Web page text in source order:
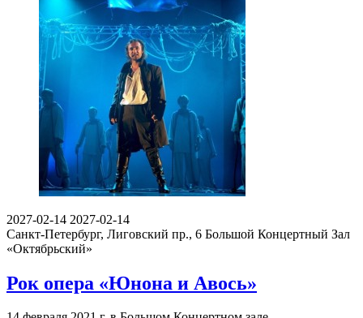
2027-02-14 2027-02-14
Санкт-Петербург, Лиговский пр., 6 Большой Концертный Зал
«Октябрьский»
Рок опера «Юнона и Авось»